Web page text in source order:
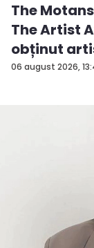
06 august 2026,
The
The Artist
obținut